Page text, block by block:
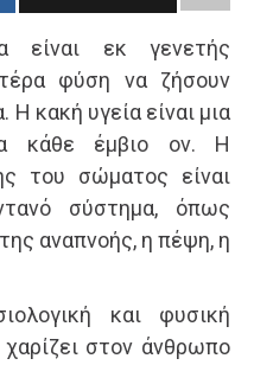
είναι εκ γενετής
φύση να ζήσουν
Η κακή υγεία είναι μια
κάθε έμβιο ον. Η
του σώματος είναι
σύστημα, όπως
αναπνοής, η πέψη, η
και φυσική
στον άνθρωπο